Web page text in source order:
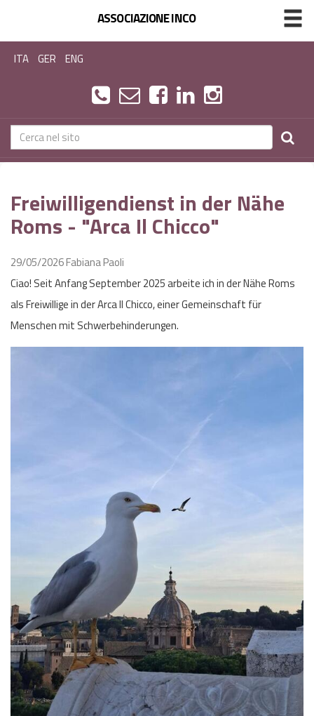
ASSOCIAZIONE INCO
ITA GER ENG
Freiwilligendienst in der Nähe
Roms - "Arca Il Chicco"
29/05/2026Fabiana Paoli
Ciao! Seit Anfang September 2025 arbeite ich in der Nähe Roms
als Freiwillige in der Arca Il Chicco, einer Gemeinschaft für
Menschen mit Schwerbehinderungen.